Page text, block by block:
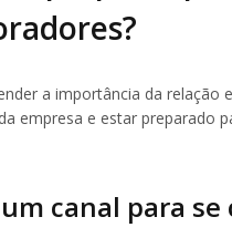
a importância da relação
empresa e estar preparado
canal para